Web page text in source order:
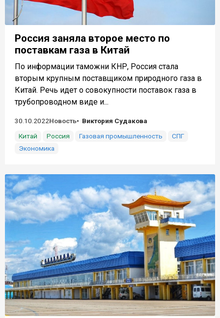
Россия заняла второе место по
поставкам газа в Китай
По информации таможни КНР, Россия стала
вторым крупным поставщиком природного газа в
Китай. Речь идет о совокупности поставок газа в
трубопроводном виде и...
30.10.2022Новость
Виктория Судакова
Китай
Россия Газовая промышленность
СПГ
Экономика